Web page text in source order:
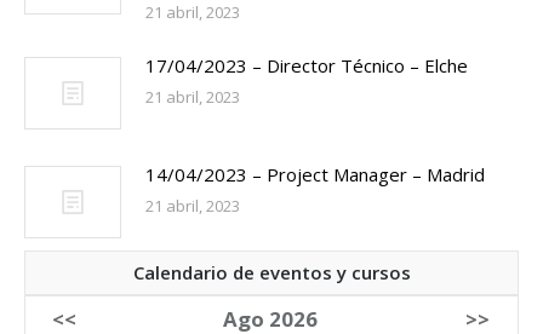
21 abril, 2023
17/04/2023 – Director Técnico – Elche
21 abril, 2023
14/04/2023 – Project Manager – Madrid
21 abril, 2023
Calendario de eventos y cursos
<< Ago 2026 >>